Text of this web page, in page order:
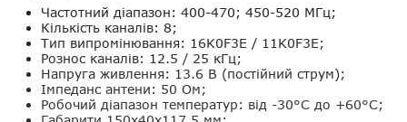
Частотний діапазон: 400-470; 450-520 МГц;
Кількість каналів: 8;
Тип випромінювання: 16K0F3E / 11K0F3E;
Рознос каналів: 12.5 / 25 кГц;
Напруга живлення: 13.6 В (постійний струм);
Імпеданс антени: 50 Ом;
Робочий діапазон температур: від -30°C до +60°C;